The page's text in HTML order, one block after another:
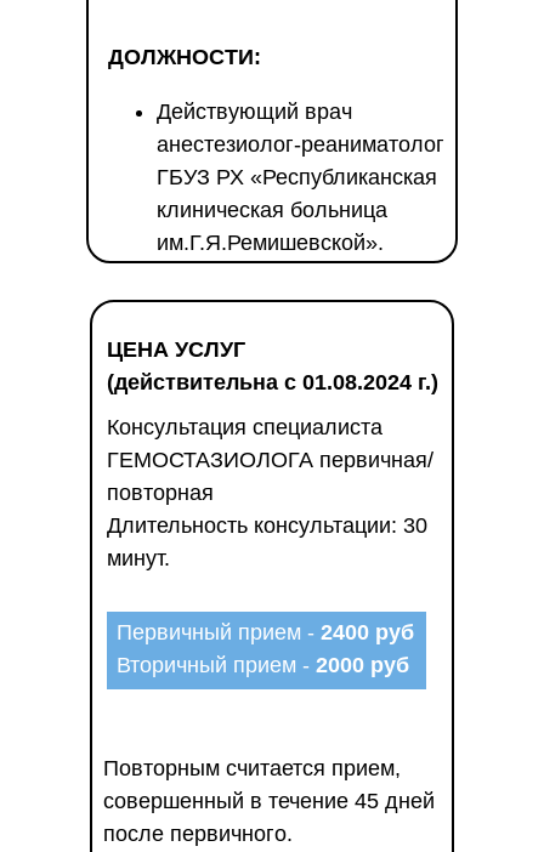
ЦЕНА УСЛУГ
(действительна с 01.08.2024 г.)
ДОЛЖНОСТИ:
Действующий врач
анестезиолог-реаниматолог
ГБУЗ РХ «Республиканская
клиническая больница
им.Г.Я.Ремишевской».
Консультация специалиста
ГЕМОСТАЗИОЛОГА первичная/
повторная
Длительность консультации: 30
минут.
Повторным считается прием,
совершенный в течение 45 дней
после первичного.
Первичный прием - 2400 руб
Вторичный прием - 2000 руб